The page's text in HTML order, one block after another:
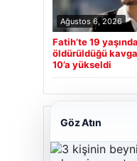
Ağustos 6, 2026
Fatih’te 19
öldürüldüğü
10’a yükseldi
Son Eklenen
Göz Atın